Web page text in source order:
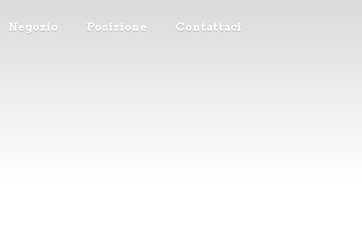
Negozio Posizione Contattaci